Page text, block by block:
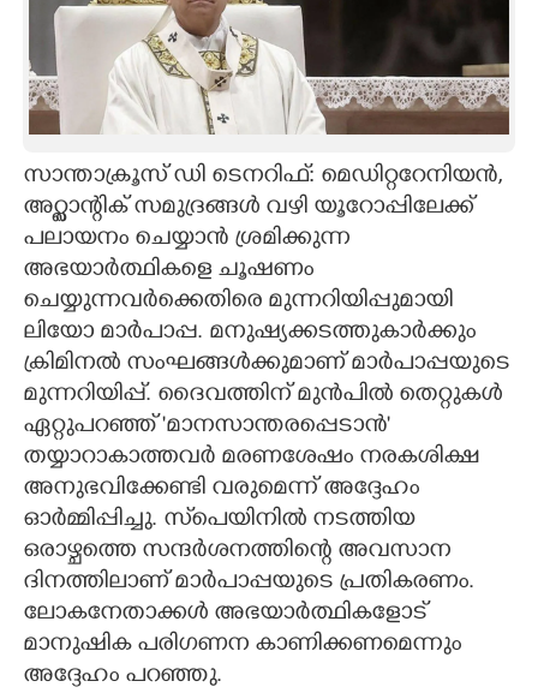
ART
ASTRO
LITERATURE
ZOOM
CONTACT US
സാന്താക്രൂസ് ഡി ടെനറിഫ്: മെഡിറ്ററേനിയൻ,
അറ്റ്ലാന്റിക് സമുദ്രങ്ങൾ വഴി യൂറോപ്പിലേക്ക്
പലായനം ചെയ്യാൻ ശ്രമിക്കുന്ന
അഭയാർത്ഥികളെ ചൂഷണം
ചെയ്യുന്നവർക്കെതിരെ മുന്നറിയിപ്പുമായി
ലിയോ മാർപാപ്പ. മനുഷ്യക്കടത്തുകാർക്കും
ക്രിമിനൽ സംഘങ്ങൾക്കുമാണ് മാർപാപ്പയുടെ
മുന്നറിയിപ്പ്. ദൈവത്തിന് മുൻപിൽ തെറ്റുകൾ
ഏറ്റുപറഞ്ഞ് 'മാനസാന്തരപ്പെടാൻ'
തയ്യാറാകാത്തവർ മരണശേഷം നരകശിക്ഷ
അനുഭവിക്കേണ്ടി വരുമെന്ന് അദ്ദേഹം
ഓർമ്മിപ്പിച്ചു. സ്‌പെയിനിൽ നടത്തിയ
ഒരാഴ്ചത്തെ സന്ദർശനത്തിന്റെ അവസാന
ദിനത്തിലാണ് മാർപാപ്പയുടെ പ്രതികരണം.
ലോകനേതാക്കൾ അഭയാർത്ഥികളോട്
മാനുഷിക പരിഗണന കാണിക്കണമെന്നും
അദ്ദേഹം പറഞ്ഞു.